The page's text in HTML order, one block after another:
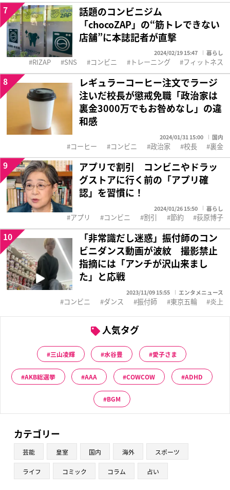
話題のコンビニジム
「chocoZAP」の“筋トレできない
店舗”に本誌記者が直撃
2024/02/19 15:47 暮らし
7
RIZAP SNS コンビニ トレーニング フィットネス
レギュラーコーヒー注文でラージ
注いだ校長が懲戒免職「政治家は
裏金3000万でもお咎めなし」の違
和感
2024/01/31 15:00 国内
8
コーヒー コンビニ 政治家 校長 裏金
アプリで割引 コンビニやドラッ
グストアに行く前の「アプリ確
認」を習慣に！
2024/01/26 15:50 暮らし
9
アプリ コンビニ 割引 節約 荻原博子
「非常識だし迷惑」振付師のコン
ビニダンス動画が波紋 撮影禁止
指摘には「アンチが沢山来まし
た」と応戦
2023/11/09 15:55 エンタメニュース
10
コンビニ ダンス 振付師 東京五輪 炎上
人気タグ
三山凌輝 水谷豊 愛子さま
AKB総選挙 AAA COWCOW ADHD
BGM
カテゴリー
芸能 皇室 国内 海外 スポーツ
ライフ コミック コラム 占い